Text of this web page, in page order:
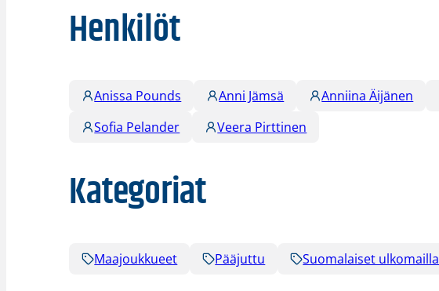
Henkilöt
Anissa Pounds Anni Jämsä Anniina Äijänen
Sofia Pelander
Veera Pirttinen
Kategoriat
Maajoukkueet Pääjuttu Suomalaiset ulkomailla